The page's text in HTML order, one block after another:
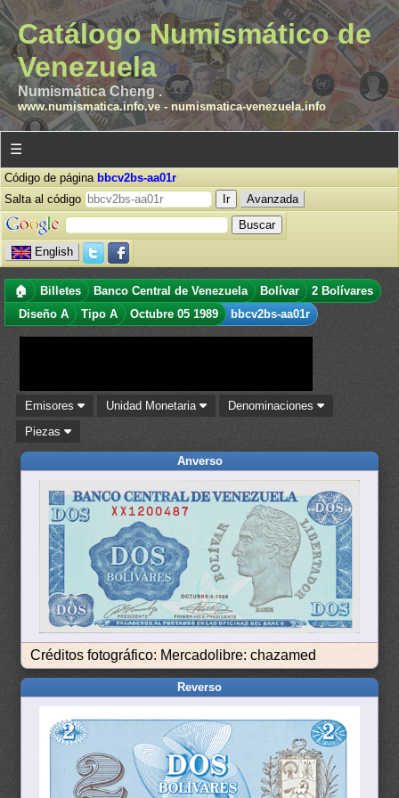
Catálogo Numismático de
Venezuela
Numismática Cheng .
www.numismatica.info.ve- numismatica-venezuela.info
☰
Código de página bbcv2bs-aa01r
Salta al código
Avanzada
English
🏠 Billetes Banco Central de Venezuela Bolívar
2 Bolívares
Diseño A
Tipo A Octubre 05 1989 bbcv2bs-aa01r
Emisores Unidad Monetaria
Denominaciones
Piezas
Anverso
Créditos fotográfico: Mercadolibre: chazamed
Reverso